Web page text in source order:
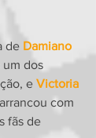
de Damiano
um dos
e Victoria
com
fãs de